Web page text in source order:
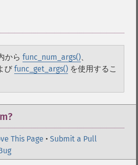
から func_num_args()、
び func_get_args() を使用するこ
This Page • Submit a Pull